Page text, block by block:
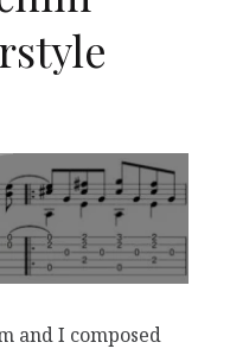
and I composed